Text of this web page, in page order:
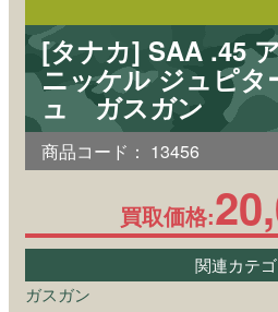
[タナカ] SAA .45
ニッケル ジュピタ
ュ ガスガン
商品コード： 13456
買取価格:
関連カテゴ
ガスガン